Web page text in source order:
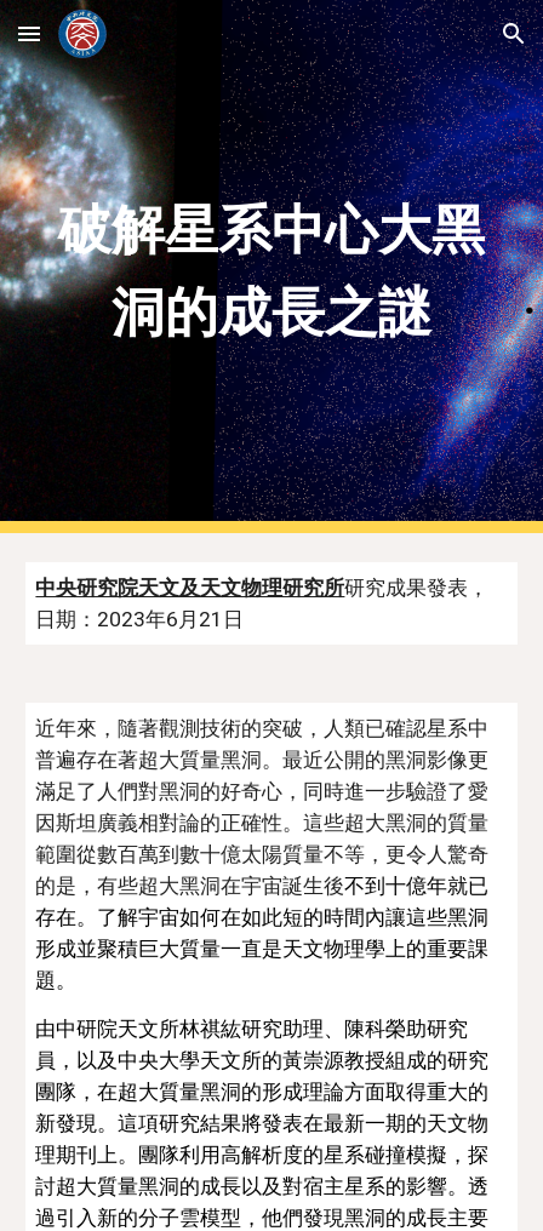
Skip to main content Skip to navigation
破解​​星系中心大黑
洞的成長之謎
中央研究院天文及天文物理研究所研究成果發表，
日期：2023年6月 21 日
近年來，隨著觀測技術的突破，人類已確認星系中
普遍存在著超大質量黑洞。最近公開的黑洞影像更
滿足了人們對黑洞的好奇心，同時進一步驗證了愛
因斯坦廣義相對論的正確性。這些超大黑洞的質量
範圍從數百萬到數十億太陽質量不等，更令人驚奇
的是，有些超大黑洞在宇宙誕生後不到十億年就已
存在。了解宇宙如何在如此短的時間內讓這些黑洞
形成並聚積巨大質量一直是天文物理學上的重要課
題。
由中研院天文所林祺紘研究助理、陳科榮助研究
員，以及中央大學天文所的黃崇源教授組成的研究
團隊，在超大質量黑洞的形成理論方面取得重大的
新發現。這項研究結果將發表在最新一期的天文物
理期刊上。團隊利用高解析度的星系碰撞模擬，探
討超大質量黑洞的成長以及對宿主星系的影響。透
過引入新的分子雲模型，他們發現黑洞的成長主要